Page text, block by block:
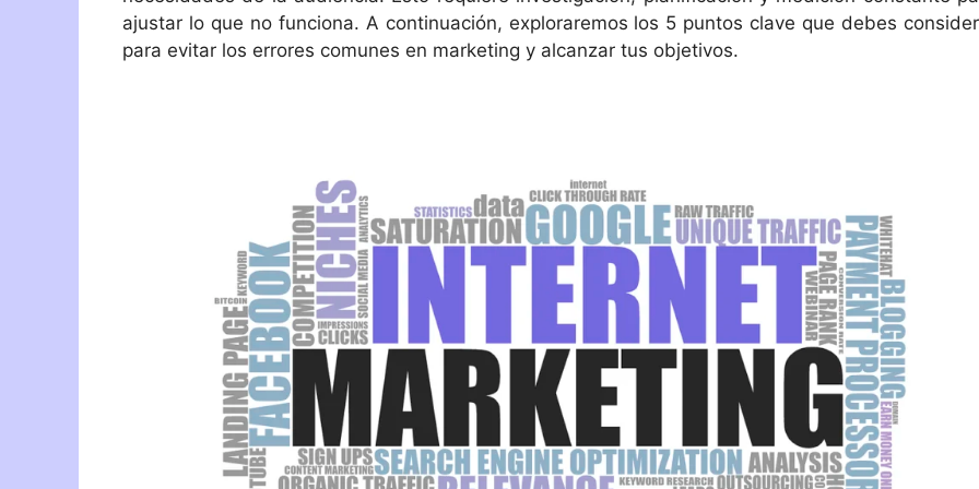
ajustar lo que no funciona. A continuación, exploraremos los 5 puntos clave que debes
para evitar los errores comunes en marketing y alcanzar tus objetivos.